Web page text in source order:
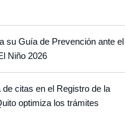
su Guía de Prevención ante el
Niño 2026
citas en el Registro de la
optimiza los trámites